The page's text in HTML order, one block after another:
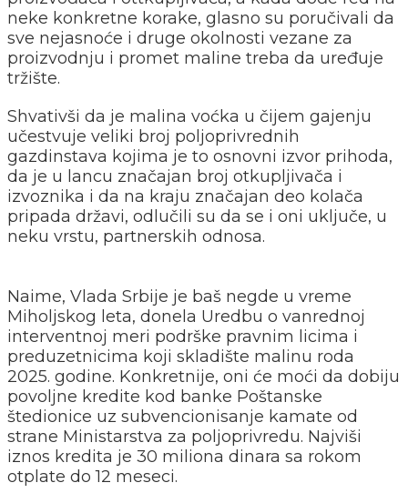
neke konkretne korake, glasno su poručivali da
sve nejasnoće i druge okolnosti vezane za
proizvodnju i promet maline treba da uređuje
tržište.
Shvativši da je malina voćka u čijem gajenju
učestvuje veliki broj poljoprivrednih
gazdinstava kojima je to osnovni izvor prihoda,
da je u lancu značajan broj otkupljivača i
izvoznika i da na kraju značajan deo kolača
pripada državi, odlučili su da se i oni uključe, u
neku vrstu, partnerskih odnosa.
Naime, Vlada Srbije je baš negde u vreme
Miholjskog leta, donela Uredbu o vanrednoj
interventnoj meri podrške pravnim licima i
preduzetnicima koji skladište malinu roda
2025. godine. Konkretnije, oni će moći da dobiju
povoljne kredite kod banke Poštanske
štedionice uz subvencionisanje kamate od
strane Ministarstva za poljoprivredu. Najviši
iznos kredita je 30 miliona dinara sa rokom
otplate do 12 meseci.